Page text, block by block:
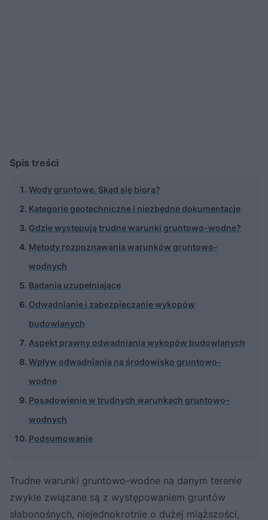
Spis treści
Wody gruntowe. Skąd się biorą?
Kategorie geotechniczne i niezbędne dokumentacje
Gdzie występują trudne warunki gruntowo-wodne?
Metody rozpoznawania warunków gruntowo-
wodnych
Badania uzupełniające
Odwadnianie i zabezpieczanie wykopów
budowlanych
Aspekt prawny odwadniania wykopów budowlanych
Wpływ odwadniania na środowisko gruntowo-
wodne
Posadowienie w trudnych warunkach gruntowo-
wodnych
Podsumowanie
Trudne warunki gruntowo-wodne na danym terenie
zwykle związane są z występowaniem gruntów
słabonośnych, niejednokrotnie o dużej miąższości,